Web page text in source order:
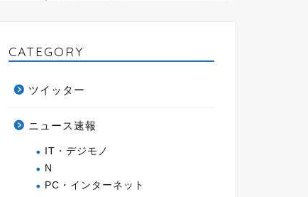
CATEGORY
ツイッター
ニュース速報
IT・デジモノ
N
PC・インターネット